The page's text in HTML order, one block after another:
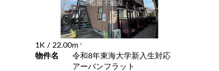
1K / 22.00m 2
物件名
令和8年東海大学新入生対応
アーバンフラット